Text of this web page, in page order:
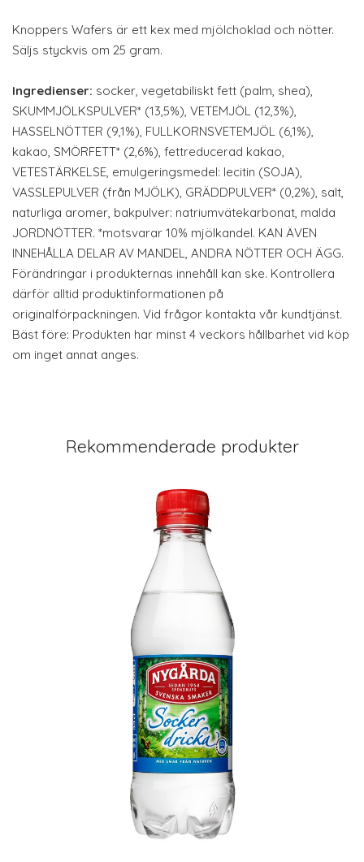
Knoppers Wafers är ett kex med mjölchoklad och nötter.
Säljs styckvis om 25 gram.
Ingredienser: socker, vegetabiliskt fett (palm, shea),
SKUMMJÖLKSPULVER* (13,5%), VETEMJÖL (12,3%),
HASSELNÖTTER (9,1%), FULLKORNSVETEMJÖL (6,1%),
kakao, SMÖRFETT* (2,6%), fettreducerad kakao,
VETESTÄRKELSE, emulgeringsmedel: lecitin (SOJA),
VASSLEPULVER (från MJÖLK), GRÄDDPULVER* (0,2%), salt,
naturliga aromer, bakpulver: natriumvätekarbonat, malda
JORDNÖTTER. *motsvarar 10% mjölkandel. KAN ÄVEN
INNEHÅLLA DELAR AV MANDEL, ANDRA NÖTTER OCH ÄGG.
Förändringar i produkternas innehåll kan ske. Kontrollera
därför alltid produktinformationen på
originalförpackningen. Vid frågor kontakta vår kundtjänst.
Bäst före: Produkten har minst 4 veckors hållbarhet vid köp
om inget annat anges.
Rekommenderade produkter